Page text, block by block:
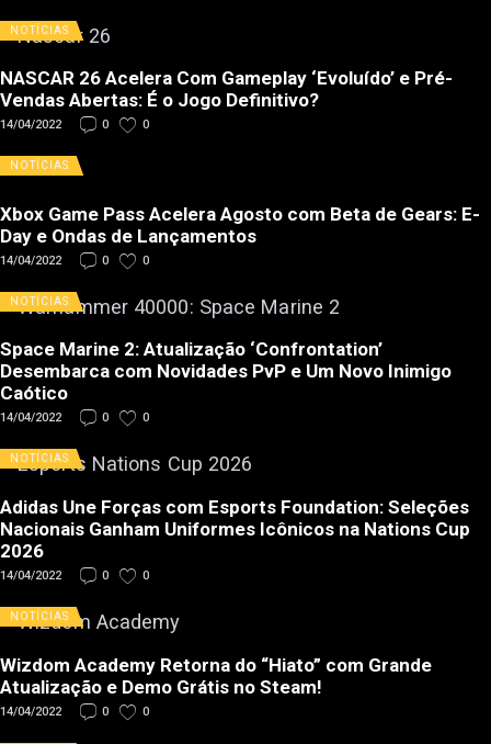
NOTÍCIAS
NASCAR 26 Acelera Com Gameplay ‘Evoluído’ e Pré-
Vendas Abertas: É o Jogo Definitivo?
14/04/2022 0 0
NOTÍCIAS
Xbox Game Pass Acelera Agosto com Beta de Gears: E-
Day e Ondas de Lançamentos
14/04/2022 0 0
NOTÍCIAS
Space Marine 2: Atualização ‘Confrontation’
Desembarca com Novidades PvP e Um Novo Inimigo
Caótico
14/04/2022 0 0
NOTÍCIAS
Adidas Une Forças com Esports Foundation: Seleções
Nacionais Ganham Uniformes Icônicos na Nations Cup
2026
14/04/2022 0 0
NOTÍCIAS
Wizdom Academy Retorna do “Hiato” com Grande
Atualização e Demo Grátis no Steam!
14/04/2022 0 0